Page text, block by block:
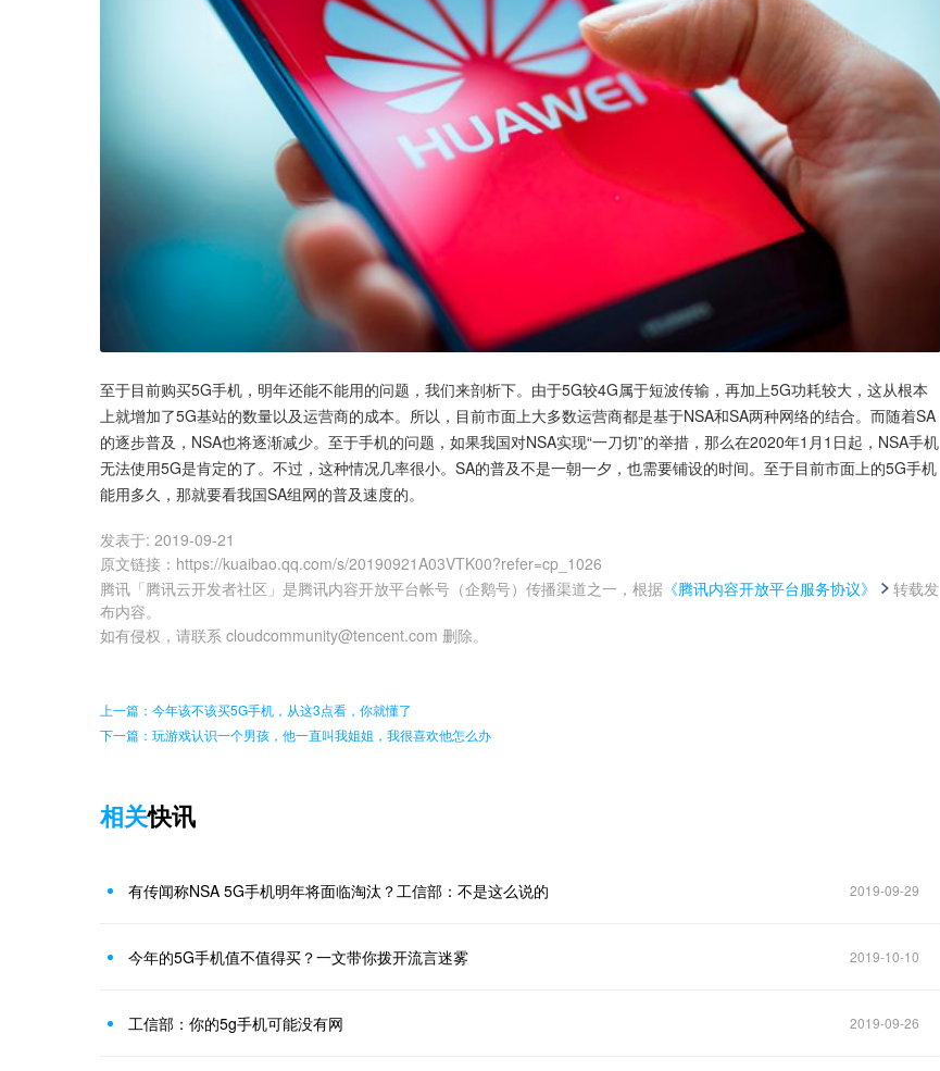
至于目前购买5G手机，明年还能不能用的问题，我们来剖析下。由于5G较4G属于短波传输，再加上5G功耗较大，这从根本
上就增加了5G基站的数量以及运营商的成本。所以，目前市面上大多数运营商都是基于NSA和SA两种网络的结合。而随着SA
的逐步普及，NSA也将逐渐减少。至于手机的问题，如果我国对NSA实现“一刀切”的举措，那么在2020年1月1日起，NSA手机
无法使用5G是肯定的了。不过，这种情况几率很小。SA的普及不是一朝一夕，也需要铺设的时间。至于目前市面上的5G手机
能用多久，那就要看我国SA组网的普及速度的。
发表于: 2019-09-21
原文链接 ： https://kuaibao.qq.com/s/20190921A03VTK00?refer=cp_1026
腾讯「腾讯云开发者社区」是腾讯内容开放平台帐号（企鹅号）传播渠道之一，根据 《腾讯内容开放平台服务协议》
转载发
布内容。
如有侵权，请联系 cloudcommunity@tencent.com 删除。
上一篇：今年该不该买5G手机，从这3点看，你就懂了
下一篇：玩游戏认识一个男孩，他一直叫我姐姐，我很喜欢他怎么办
相关快讯
有传闻称NSA 5G手机明年将面临淘汰？工信部：不是这么说的 2019-09-29
今年的5G手机值不值得买？一文带你拨开流言迷雾 2019-10-10
工信部：你的5g手机可能没有网 2019-09-26